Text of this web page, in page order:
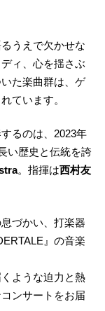
うえで欠かせな
ィ、心を揺さぶ
た楽曲群は、ゲ
ています。
るのは、2023年
い歴史と伝統を誇
。指揮は西村友
づかい、打楽器
』の音楽
ような迫力と熱
ンサートをお届